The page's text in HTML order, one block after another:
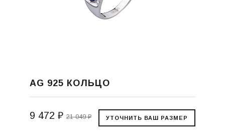
AG 925 КОЛЬЦО
9 472 ₽ 21 049 ₽